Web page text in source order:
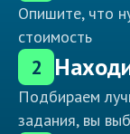
Опишите, что
стоимость
2
Подбираем
задания, вы